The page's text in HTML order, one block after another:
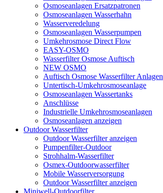
Osmoseanlagen Ersatzpatronen
Osmoseanlagen Wasserhahn
Wasserveredelung
Osmoseanlagen Wasserpumpen
Umkehrosmose Direct Flow
EASY-OSMO
Wasserfilter Osmose Auftisch
NEW OSMO
Auftisch Osmose Wasserfilter Anlagen
Untertisch-Umkehrosmoseanlage
Osmoseanlagen Wassertanks
Anschlüsse
Industrielle Umkehrosmoseanlagen
Osmoseanlagen anzeigen
Outdoor Wasserfilter
Outdoor Wasserfilter anzeigen
Pumpenfilter-Outdoor
Strohhalm-Wasserfilter
Osmex-Outdoorwasserfilter
Mobile Wasserversorgung
Outdoor Wasserfilter anzeigen
Miniwell-Outdoorfilter